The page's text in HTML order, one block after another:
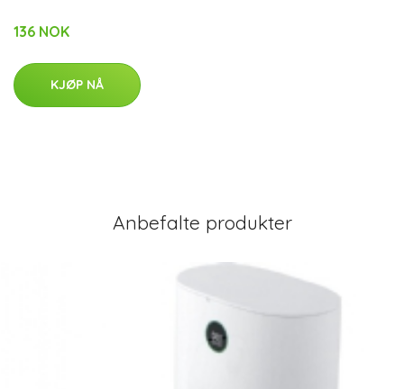
136 NOK
KJØP NÅ
Anbefalte produkter